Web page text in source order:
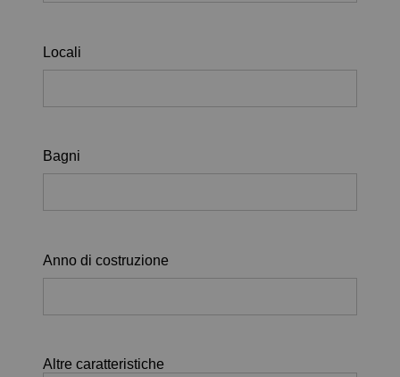
Locali
Bagni
Anno di costruzione
Altre caratteristiche